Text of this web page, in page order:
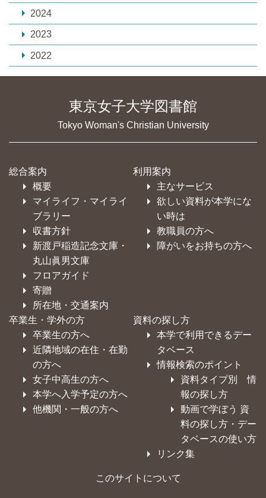
2024
2023
2022
東京女子大学図書館
Tokyo Woman's Christian University
総合案内
概要
マイライフ・マイライ
ブラリー
収書方針
新渡戸稲造記念文庫・
丸山眞男文庫
フロアガイド
寄贈
所在地・交通案内
利用案内
主なサービス
欲しい資料が本学にな
い時は
教職員の方へ
障がいをお持ちの方へ
卒業生・学外の方
卒業生の方へ
近隣地域の在住・在勤
の方へ
女子中高生の方へ
本学へ入学予定の方へ
他機関・一般の方へ
資料の探し方
本学で利用できるデー
タベース
情報検索のポイント
資料タイプ別 情
報の探し方
動画で学ぼう 資
料の探し方・デー
タベースの使い方
リンク集
このサイトについて